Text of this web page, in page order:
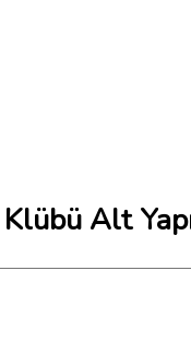
Alt